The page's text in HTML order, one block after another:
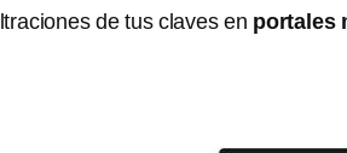
de tus claves en portales